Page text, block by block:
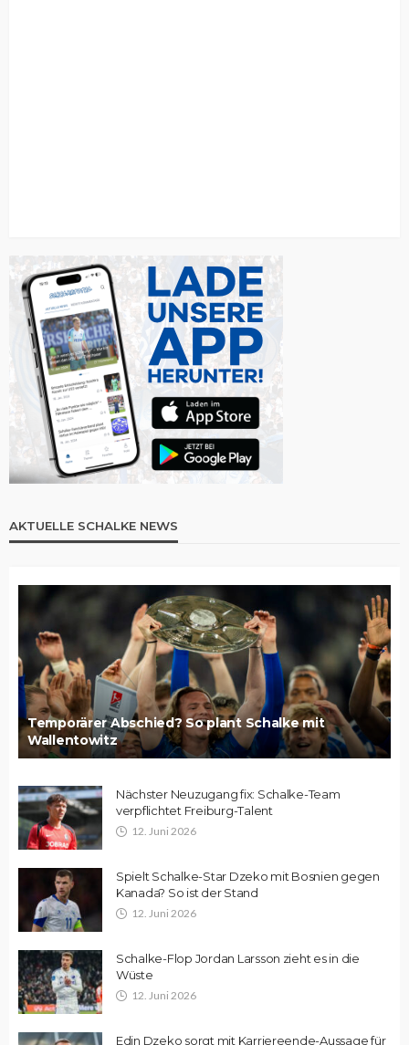
AKTUELLE SCHALKE NEWS
Temporärer Abschied? So plant Schalke mit
Wallentowitz
Nächster Neuzugang fix: Schalke-Team
verpflichtet Freiburg-Talent
12. Juni 2026
Spielt Schalke-Star Dzeko mit Bosnien gegen
Kanada? So ist der Stand
12. Juni 2026
Schalke-Flop Jordan Larsson zieht es in die
Wüste
12. Juni 2026
Edin Dzeko sorgt mit Karriereende-Aussage für